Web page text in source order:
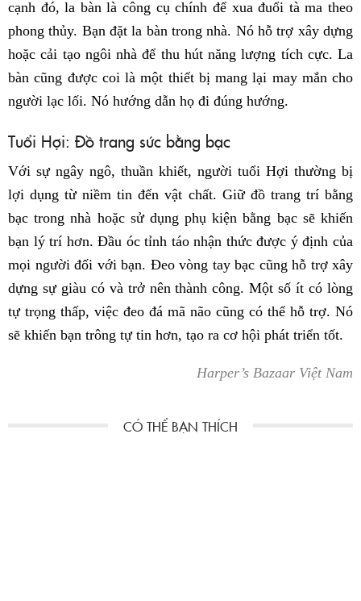
cạnh đó, la bàn là công cụ chính để xua đuổi tà ma theo
phong thủy. Bạn đặt la bàn trong nhà. Nó hỗ trợ xây dựng
hoặc cải tạo ngôi nhà để thu hút năng lượng tích cực. La
bàn cũng được coi là một thiết bị mang lại may mắn cho
người lạc lối. Nó hướng dẫn họ đi đúng hướng.
Tuổi Hợi: Đồ trang sức bằng bạc
Với sự ngây ngô, thuần khiết, người tuổi Hợi thường bị
lợi dụng từ niềm tin đến vật chất. Giữ đồ trang trí bằng
bạc trong nhà hoặc sử dụng phụ kiện bằng bạc sẽ khiến
bạn lý trí hơn. Đầu óc tỉnh táo nhận thức được ý định của
mọi người đối với bạn. Đeo vòng tay bạc cũng hỗ trợ xây
dựng sự giàu có và trở nên thành công. Một số ít có lòng
tự trọng thấp, việc đeo đá mã não cũng có thể hỗ trợ. Nó
sẽ khiến bạn trông tự tin hơn, tạo ra cơ hội phát triển tốt.
Harper’s Bazaar Việt Nam